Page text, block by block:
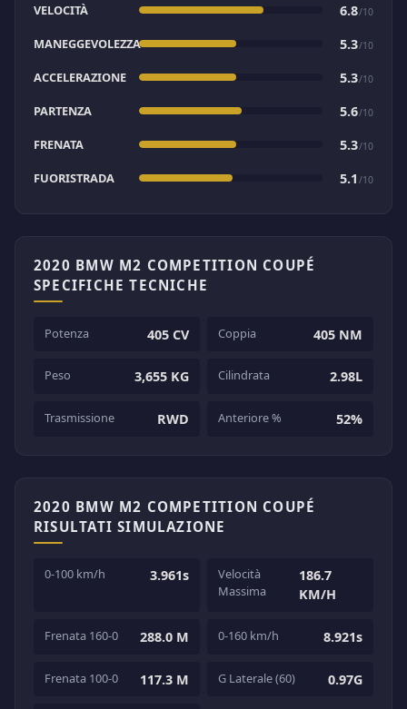
VELOCITÀ 6.8/10
MANEGGEVOLEZZA 5.3/10
ACCELERAZIONE 5.3/10
PARTENZA 5.6/10
FRENATA 5.3/10
FUORISTRADA 5.1 /10
2020 BMW M2 COMPETITION COUPÉ
SPECIFICHE TECNICHE
Potenza 405 CV Coppia 405 NM
Peso 3,655 KG Cilindrata 2.98L
Trasmissione RWD Anteriore % 52%
2020 BMW M2 COMPETITION COUPÉ
RISULTATI SIMULAZIONE
0-100 km/h 3.961s
Velocità
Massima
186.7
KM/H
Frenata 160-0 288.0 M 0-160 km/h 8.921s
Frenata 100-0 117.3 M G Laterale (60) 0.97G